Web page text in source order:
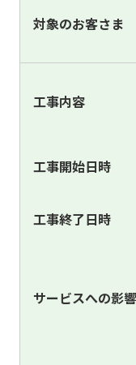
対象のお客さま
工事内容
工事開始日時
工事終了日時
サービスへの影響